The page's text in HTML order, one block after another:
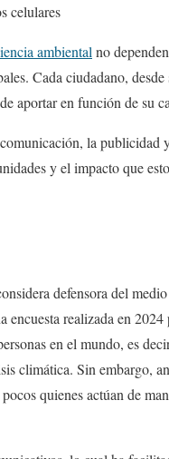
celulares
ambientalno
Cada ciudadano,
aportar en función de su
la publicidad
y el impacto que
defensora del
realizada en
en el mundo, es
climática. Sin embargo,
quienes actúan de